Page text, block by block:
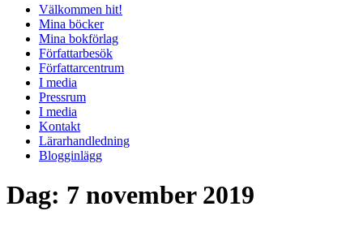
Välkommen hit!
Mina böcker
Mina bokförlag
Författarbesök
Författarcentrum
I media
Pressrum
I media
Kontakt
Lärarhandledning
Blogginlägg
Dag: 7 november 2019